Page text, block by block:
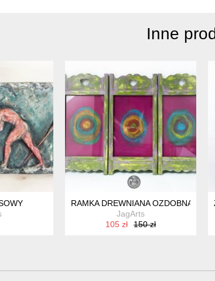
Inne
RAMKA DREWNIANA OZDOBNA
JagArts
105 zł
150 zł